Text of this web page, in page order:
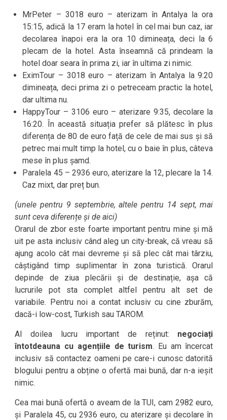
MrPeter – 3018 euro – aterizam în Antalya la ora
15:15, adică la 17 eram la hotel în cel mai bun caz, iar
decolarea înapoi era la ora 10 dimineața, deci la 6
plecam de la hotel. Asta înseamnă că prindeam la
hotel doar seara în prima zi, iar în ultima zi nimic.
EximTour – 3018 euro – aterizam în Antalya la 9:20
dimineața, deci prima zi o petreceam practic la hotel,
dar ultima nu.
HappyTour – 3106 euro – aterizare 9:35, decolare la
16:20. În această situația prefer să plătesc în plus
diferența de 80 de euro față de cele de mai sus și să
petrec mai mult timp la hotel, cu o baie în plus, câteva
mese în plus șamd.
Paralela 45 – 2936 euro, aterizare la 12, plecare la 14.
Caz mixt, dar preț bun.
(unele pentru 9 septembrie, altele pentru 14 sept, mai
sunt ceva diferențe și de aici)
Orarul de zbor este foarte important pentru mine și mă
uit pe asta inclusiv când aleg un city-break, că vreau să
ajung acolo cât mai devreme și să plec cât mai târziu,
câștigând timp suplimentar în zona turistică. Orarul
depinde de ziua plecării și de destinație, așa că
lucrurile pot sta complet altfel pentru alt set de
variabile. Pentru noi a contat inclusiv cu cine zburăm,
dacă-i low-cost, Turkish sau TAROM.
Al doilea lucru important de reținut: negociați
întotdeauna cu agențiile de turism. Eu am încercat
inclusiv să contactez oameni pe care-i cunosc datorită
blogului pentru a obține o ofertă mai bună, dar n-a ieșit
nimic.
Cea mai bună ofertă o aveam de la TUI, cam 2982 euro,
și Paralela 45, cu 2936 euro, cu aterizare și decolare în